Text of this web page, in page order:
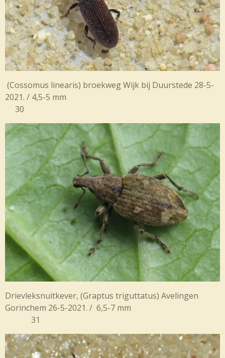
(Cossomus linearis) broekweg Wijk bij Duurstede 28-5-
2021. / 4,5-5 mm
30
Drievleksnuitkever, (Graptus triguttatus) Avelingen
Gorinchem 26-5-2021. / 6,5-7 mm
31